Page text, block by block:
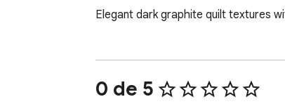
Elegant dark graphite quilt textures
0 de 5